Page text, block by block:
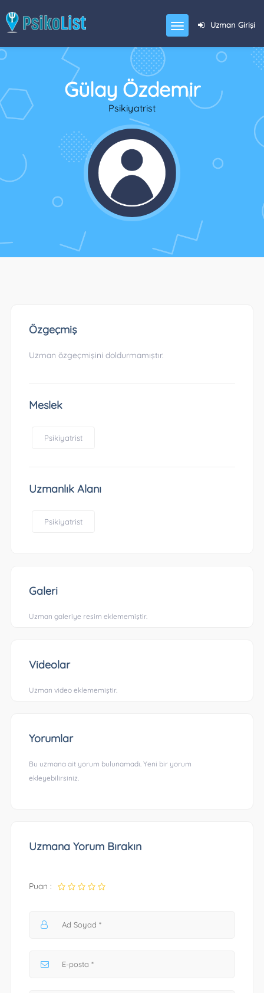
Uzman Girişi
Gülay Özdemir
Psikiyatrist
Özgeçmiş
Uzman özgeçmişini doldurmamıştır.
Meslek
Psikiyatrist
Uzmanlık Alanı
Psikiyatrist
Galeri
Uzman galeriye resim eklememiştir.
Videolar
Uzman video eklememiştir.
Yorumlar
Bu uzmana ait yorum bulunamadı. Yeni bir yorum
ekleyebilirsiniz.
Uzmana Yorum Bırakın
Puan :